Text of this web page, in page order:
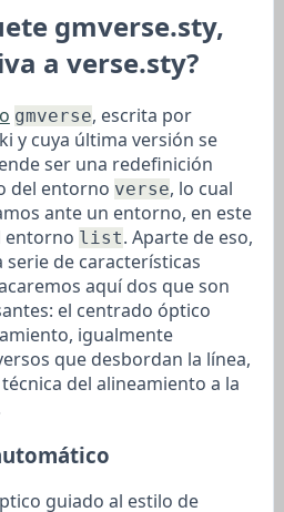
gmverse.sty,
a verse.sty?
gmverse, escrita por
y cuya última versión se
ser una redefinición
del entorno verse, lo cual
ante un entorno, en este
entorno list. Aparte de eso,
de características
aquí dos que son
el centrado óptico
igualmente
que desbordan la línea,
del alineamiento a la
guiado al estilo de